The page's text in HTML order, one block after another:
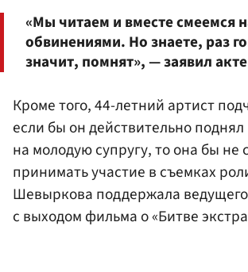
«Мы читаем и вместе смеемся
обвинениями. Но знаете, раз
значит, помнят», — заявил
Кроме того, 44-летний артист
если бы он действительно поднял
на молодую супругу, то она бы не
принимать участие в съемках
Шевыркова поддержала
с выходом фильма о «Битве